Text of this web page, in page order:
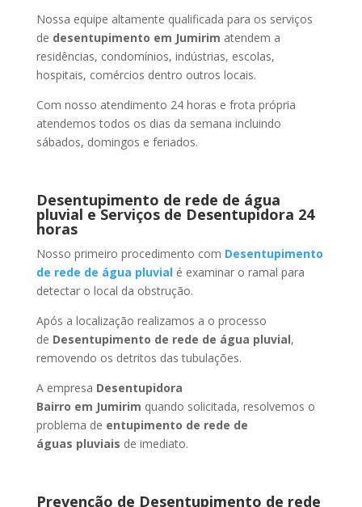
Nossa equipe altamente qualificada para os serviços
de desentupimento em Jumirim atendem a
residências, condomínios, indústrias, escolas,
hospitais, comércios dentro outros locais.
Com nosso atendimento 24 horas e frota própria
atendemos todos os dias da semana incluindo
sábados, domingos e feriados.
Desentupimento de rede de água
pluvial e Serviços de Desentupidora 24
horas
Nosso primeiro procedimento com Desentupimento
de rede de água pluvialé examinar o ramal para
detectar o local da obstrução.
Após a localização realizamos a o processo
de Desentupimento de rede de água pluvial,
removendo os detritos das tubulações.
A empresa Desentupidora
Bairro em Jumirim quando solicitada, resolvemos o
problema de entupimento de rede de
águas pluviais de imediato.
Prevenção de Desentupimento de rede